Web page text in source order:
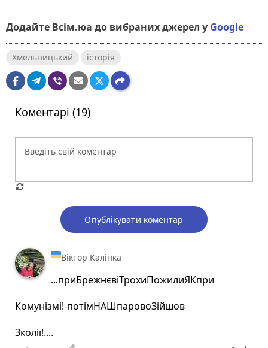
Додайте Всім.юа до вибраних джерел у Google
Хмельницький історія
Коментарі (19)
Опублікувати коментар
Віктор Калінка
...приБрежнєвіТрохиПожилиЯКпри
Комунізмі!-потімНАШпаровоЗійшов
Зколії!....